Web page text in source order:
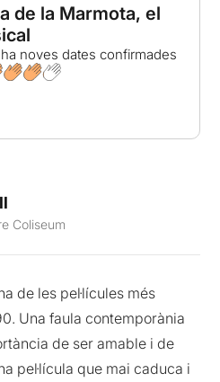
de la Marmota, el
noves dates confirmades
Coliseum
de les pel·lícules més
Una faula contemporània
de ser amable i de
pel·lícula que mai caduca i